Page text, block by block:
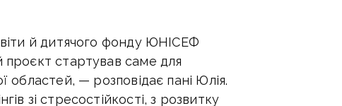
й дитячого фонду ЮНІСЕФ
стартував саме для
областей, — розповідає пані Юлія.
зі стресостійкості, з розвитку